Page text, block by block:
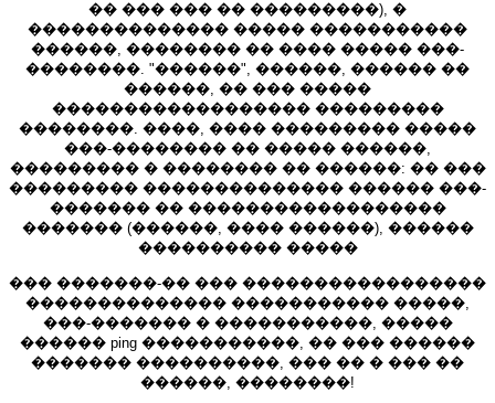
�� ��� ��� �� ���������), �
�������������� ����� �����������
������, �������� �� ���� ����� ���-
��������. "������", ������, ������ ��
������, �� ��� �����
������������������ ���������
��������. ����, ���� ��������� �����
���-�������� �� ����� ������,
��������� � �������� �� ������: �� ���
��������� �������������� ������ ���-
������� �� ������������������
������� (������, ���� ������), ������
���������� �����
��� �������-�� ��� �����������������
�������������� ����������� �����,
���-������� � �����������, �����
������ ping �����������, �� ��� ������
������� ����������, ��� �� � ��� ��
������, ��������!